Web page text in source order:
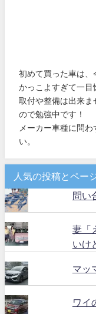
初めて買った車は、
かっこよすぎて一目
取付や整備は出来
ので勉強中です！
メーカー車種に問
い。
人気の投稿とペー
問い
妻「
いけ
マッ
ワイ